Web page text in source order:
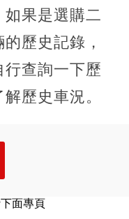
果是選購二
歷史記錄，
查詢一下歷
歷史車況。
面專頁